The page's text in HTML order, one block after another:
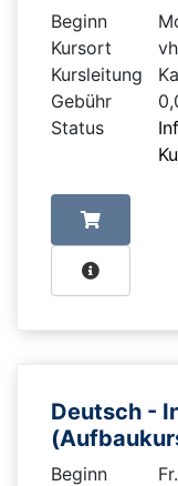
Beginn
Kursort
Kursleitung
Gebühr
Status
Deutsch -
Beginn